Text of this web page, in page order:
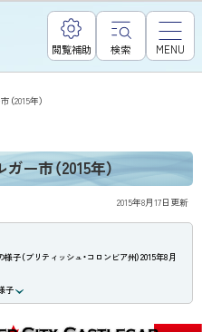
閲覧補助 検索 MENU
2015年）
ー市（2015年）
2015年8月17日 更新
子（ブリティッシュ・コロンビア州）2015年8月
子